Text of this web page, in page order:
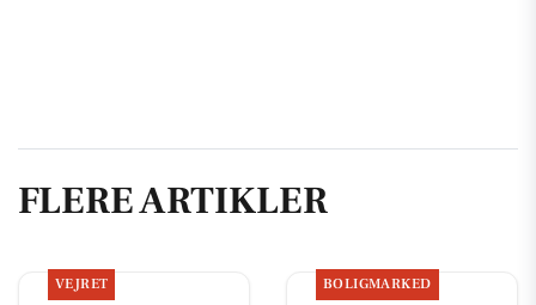
FLERE ARTIKLER
VEJRET BOLIGMARKED